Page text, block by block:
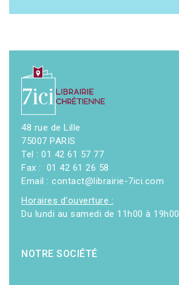
48 rue de Lille
75007 PARIS
Tel : 01 42 61 57 77
Fax : 01 42 61 26 58
Email : contact@librairie-7ici.com
Horaires d'ouverture :
Du lundi au samedi de 11h00 à 19h00
NOTRE SOCIÉTÉ